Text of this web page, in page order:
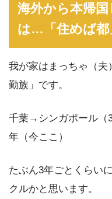
海外から本帰
は…「住めば都
我が家はまっちゃ（
勤族」です。
千葉→シンガポール（
年（今ここ）
たぶん3年ごとくらい
クルかと思います。